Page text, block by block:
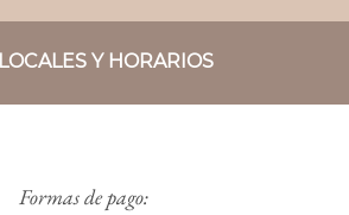
Y HORARIOS
Formas de pago: